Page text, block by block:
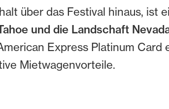
über das Festival hinaus, ist
und die Landschaft
Express Platinum
Mietwagenvorteile.